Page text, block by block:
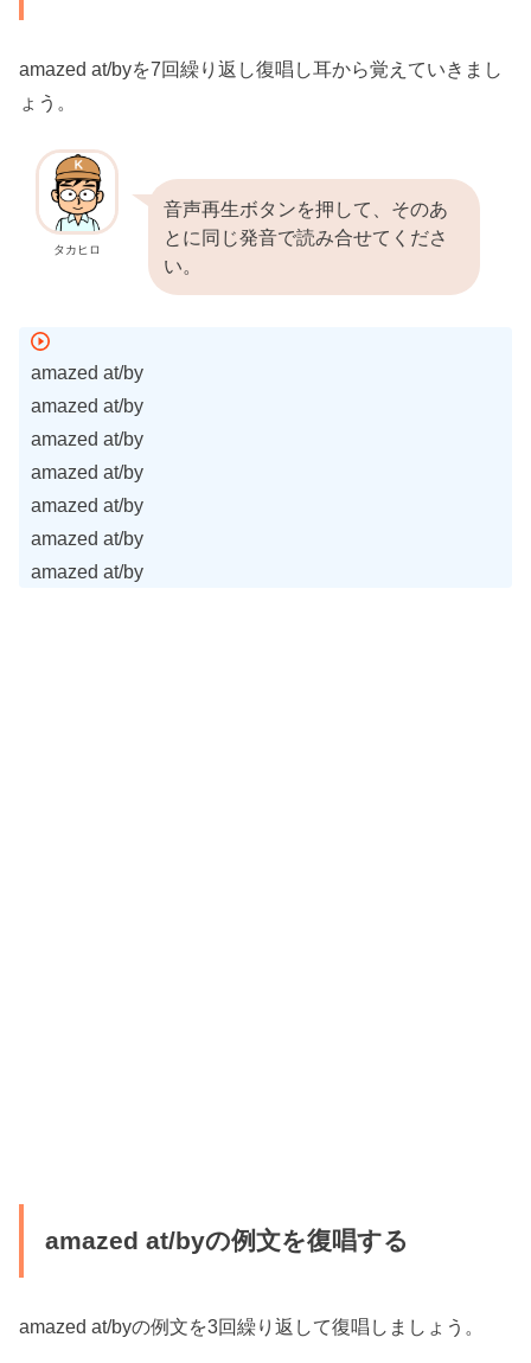
amazed at/byを7回繰り返し復唱し耳から覚えていきまし
ょう。
タカヒロ
音声再生ボタンを押して、そのあ
とに同じ発音で読み合せてくださ
い。
amazed at/by
amazed at/by
amazed at/by
amazed at/by
amazed at/by
amazed at/by
amazed at/by
amazed at/byの例文を復唱する
amazed at/byの例文を3回繰り返して復唱しましょう。